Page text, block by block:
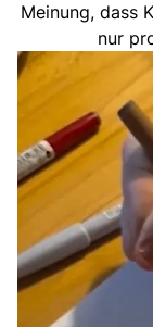
Meinung, dass
nur